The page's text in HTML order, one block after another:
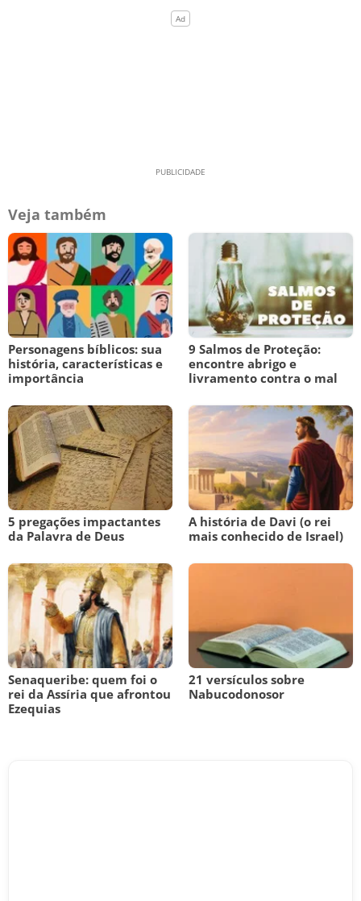
Veja também
Personagens bíblicos: sua
história, características e
importância
9 Salmos de Proteção:
encontre abrigo e
livramento contra o mal
5 pregações impactantes
da Palavra de Deus
A história de Davi (o rei
mais conhecido de Israel)
Senaqueribe: quem foi o
rei da Assíria que afrontou
Ezequias
21 versículos sobre
Nabucodonosor